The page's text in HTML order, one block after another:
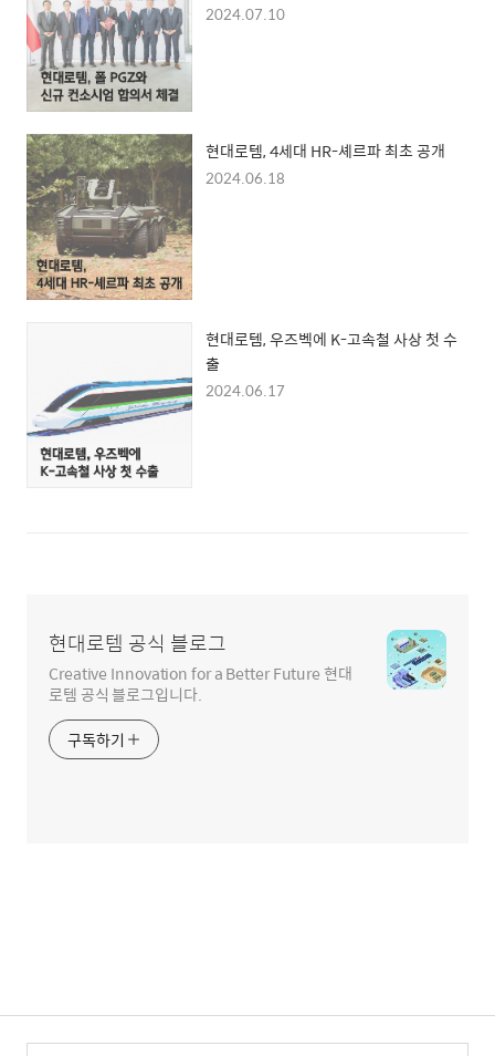
2024.07.10
현대로템, 4세대 HR-셰르파 최초 공개
2024.06.18
현대로템, 우즈벡에 K-고속철 사상 첫 수
출
2024.06.17
현대로템 공식 블로그
Creative Innovation for a Better Future 현대
로템 공식 블로그입니다.
구독하기